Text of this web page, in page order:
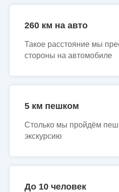
260 км на авто
Такое расстояние мы
стороны на автомобиле
5 км пешком
Столько мы пройдём
экскурсию
До 10 человек